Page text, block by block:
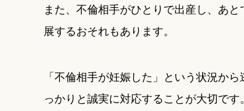
また、不倫相手がひとりで出産し、あ
展するおそれもあります。
「不倫相手が妊娠した」という状況か
っかりと誠実に対応することが大切です。